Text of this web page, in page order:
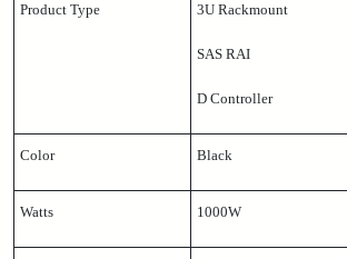
Product Type 3U Rackmount
SAS RAI
D Controller
Color Black
Watts 1000W